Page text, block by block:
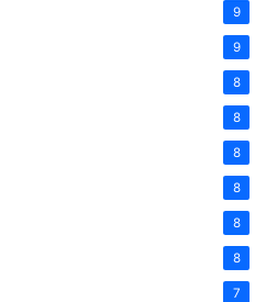
9
9
8
8
8
8
8
8
7